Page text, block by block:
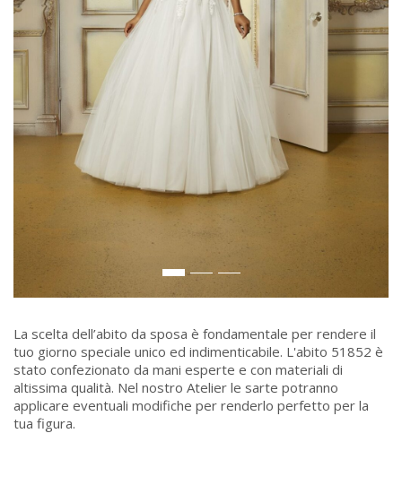
La scelta dell’abito da sposa è fondamentale per rendere il
tuo giorno speciale unico ed indimenticabile. L'abito 51852 è
stato confezionato da mani esperte e con materiali di
altissima qualità. Nel nostro Atelier le sarte potranno
applicare eventuali modifiche per renderlo perfetto per la
tua figura.